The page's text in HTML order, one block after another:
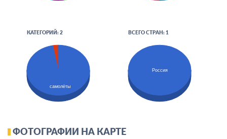
КАТЕГОРИЙ: 2
самолёты
ВСЕГО СТРАН: 1
Россия
ФОТОГРАФИИ НА КАРТЕ